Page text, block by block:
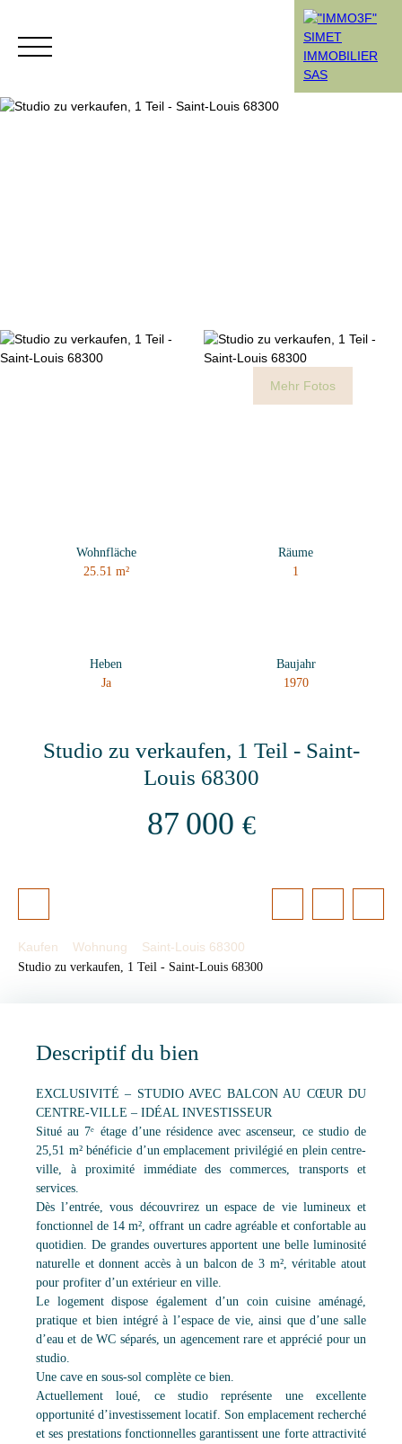
Mehr Fotos
Wohnfläche
25.51 m²
Räume
1
Heben
Ja
Baujahr
1970
Studio zu verkaufen, 1 Teil - Saint-
Louis 68300
87 000 €
Kaufen Wohnung
Saint-Louis 68300
Studio zu verkaufen, 1 Teil - Saint-Louis 68300
Descriptif du bien
EXCLUSIVITÉ – STUDIO AVEC BALCON AU CŒUR DU
CENTRE-VILLE – IDÉAL INVESTISSEUR
Situé au 7ᵉ étage d’une résidence avec ascenseur, ce studio de
25,51 m² bénéficie d’un emplacement privilégié en plein centre-
ville, à proximité immédiate des commerces, transports et
services.
Dès l’entrée, vous découvrirez un espace de vie lumineux et
fonctionnel de 14 m², offrant un cadre agréable et confortable au
quotidien. De grandes ouvertures apportent une belle luminosité
naturelle et donnent accès à un balcon de 3 m², véritable atout
pour profiter d’un extérieur en ville.
Le logement dispose également d’un coin cuisine aménagé,
pratique et bien intégré à l’espace de vie, ainsi que d’une salle
d’eau et de WC séparés, un agencement rare et apprécié pour un
studio.
Une cave en sous-sol complète ce bien.
Actuellement loué, ce studio représente une excellente
opportunité d’investissement locatif. Son emplacement recherché
et ses prestations fonctionnelles garantissent une forte attractivité